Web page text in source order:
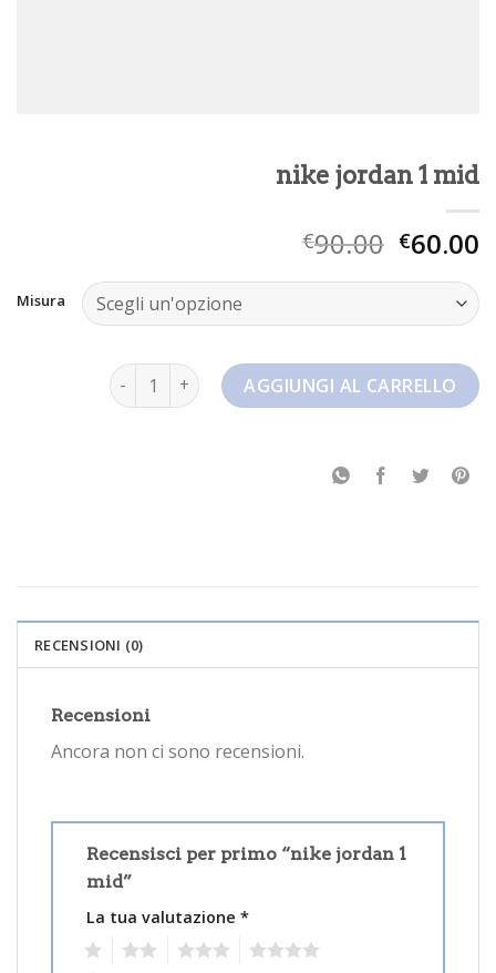
nike jordan 1 mid
€90.00 €60.00
Misura
nike jordan 1 mid quantitàAGGIUNGI AL CARRELLO
RECENSIONI (0)
Recensioni
Ancora non ci sono recensioni.
Recensisci per primo “nike jordan 1
mid”
La tua valutazione *